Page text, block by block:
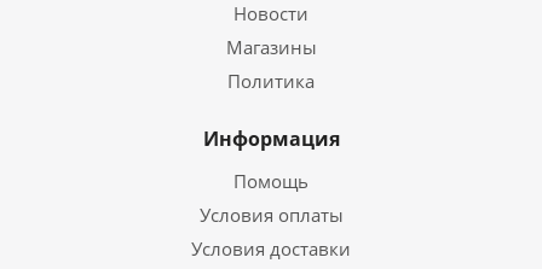
Новости
Магазины
Политика
Информация
Помощь
Условия оплаты
Условия доставки